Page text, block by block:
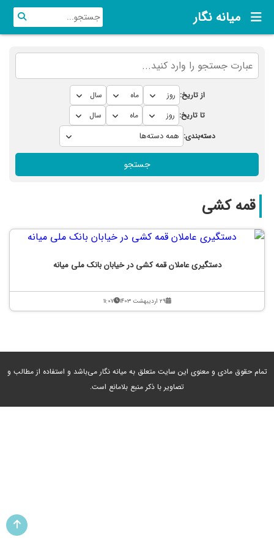
میانه نگار
از تاریخ:
تا تاریخ:
دسته‌بندی:
جستجو
قمه کشی
دستگیری عاملان قمه کشی در خیابان بانک ملی میانه
۲۹ اردیبهشت ۱۴۰۳ ۱۱:۰۷
تمام حقوق مادی و معنوی این سایت متعلق به میانه نگار می‌باشد و استفاده از مطالب و
تصاویر با ذکر منبع بلامانع است.